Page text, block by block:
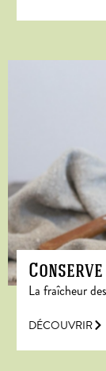
La fraîcheur
DÉCOUVRIR